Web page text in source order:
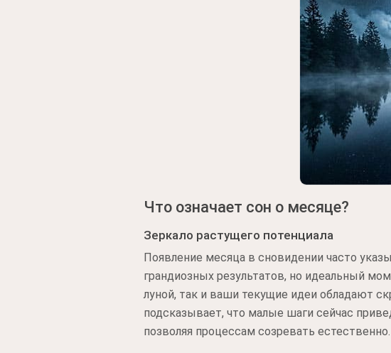
Что означает сон о месяце?
Зеркало растущего потенциала
Появление месяца в сновидении часто
грандиозных результатов, но идеальный
луной, так и ваши текущие идеи обладают
подсказывает, что малые шаги сейчас
позволяя процессам созревать естественно.